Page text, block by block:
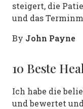
steigert, die
und das
By John Payne
10 Beste
Ich habe die
und bewertet